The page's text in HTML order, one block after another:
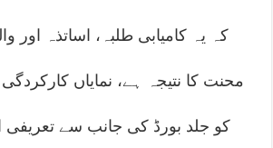
کہ یہ کامیابی طلبہ، اساتذہ اور
محنت کا نتیجہ ہے، نمایاں کارکردگی
کو جلد بورڈ کی جانب سے تعریفی